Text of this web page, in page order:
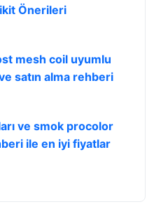
Önerileri
mesh coil uyumlu
satın alma rehberi
ve smok procolor
ile en iyi fiyatlar